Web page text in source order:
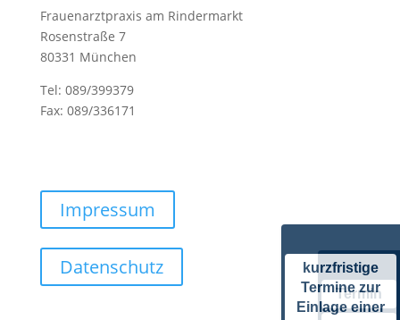
Termin
kurzfristige
Termine zur
Einlage einer
Frauenarztpraxis am Rindermarkt
Rosenstraße 7
80331 München
Tel: 089/399379
Fax: 089/336171
Impressum
Datenschutz